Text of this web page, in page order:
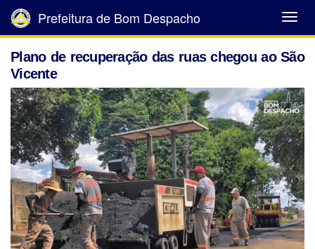
Abrir
Menu
Prefeitura de Bom Despacho
Plano de recuperação das ruas chegou ao São
Vicente